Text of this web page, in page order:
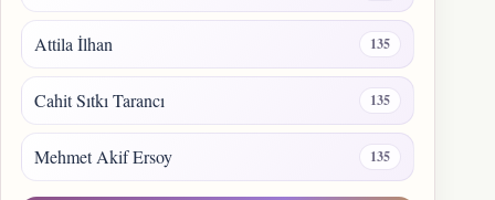
Attila İlhan 135
Cahit Sıtkı Tarancı 135
Mehmet Akif Ersoy 135